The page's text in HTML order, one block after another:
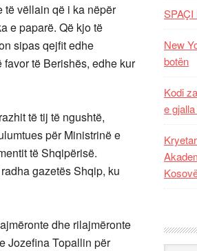
të vëllain që i ka nëpër
e paparë. Që kjo të
sipas qejfit edhe
të Berishës, edhe kur
të tij të ngushtë,
për Ministrinë e
të Shqipërisë.
gazetës Shqip, ku
dhe rilajmëronte
Jozefina Topallin për
New
botën
Kodi
e